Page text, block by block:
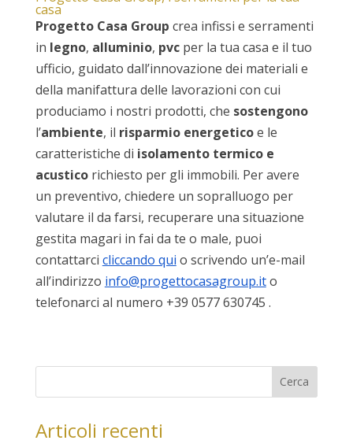
casa
Progetto Casa Group crea infissi e serramenti
in legno, alluminio, pvcper la tua casa e il tuo
ufficio, guidato dall’innovazione dei materiali e
della manifattura delle lavorazioni con cui
produciamo i nostri prodotti, che sostengono
l’ambiente, il risparmio energeticoe le
caratteristiche di isolamento termico e
acusticorichiesto per gli immobili. Per avere
un preventivo, chiedere un sopralluogo per
valutare il da farsi, recuperare una situazione
gestita magari in fai da te o male, puoi
contattarci cliccando qui o scrivendo un’e-mail
all’indirizzo info@progettocasagroup.ito
telefonarci al numero +39 0577 630745 .
Articoli recenti